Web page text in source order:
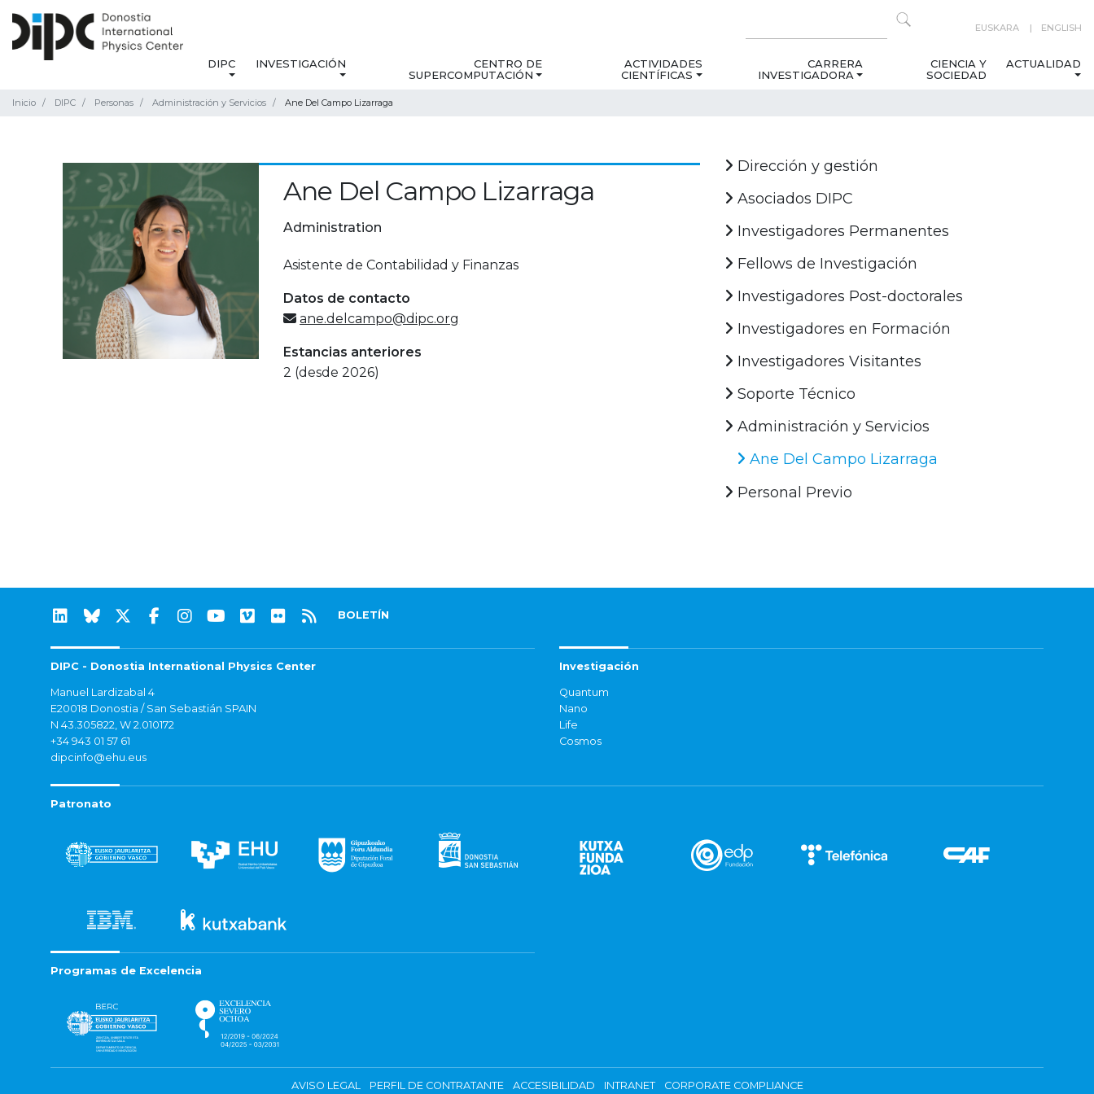
EUSKARA ENGLISH
DIPC INVESTIGACIÓN
CENTRO DE
SUPERCOMPUTACIÓN
ACTIVIDADES
CIENTÍFICAS
CARRERA
INVESTIGADORA
CIENCIA Y
SOCIEDAD
ACTUALIDAD
Inicio DIPC Personas Administración y Servicios Ane Del Campo Lizarraga
Ane Del Campo Lizarraga
Administration
Asistente de Contabilidad y Finanzas
Datos de contacto
ane.delcampo@dipc.org
Estancias anteriores
2 (desde 2026)
Dirección y gestión
Asociados DIPC
Investigadores Permanentes
Fellows de Investigación
Investigadores Post-doctorales
Investigadores en Formación
Investigadores Visitantes
Soporte Técnico
Administración y Servicios
Ane Del Campo Lizarraga
Personal Previo
BOLETÍN
DIPC - Donostia International Physics Center
Manuel Lardizabal 4
E20018 Donostia / San Sebastián SPAIN
N 43.305822, W 2.010172
+34 943 01 57 61
dipcinfo@ehu.eus
Investigación
Quantum
Nano
Life
Cosmos
Patronato
Programas de Excelencia
AVISO LEGAL PERFIL DE CONTRATANTE ACCESIBILIDAD INTRANET CORPORATE COMPLIANCE